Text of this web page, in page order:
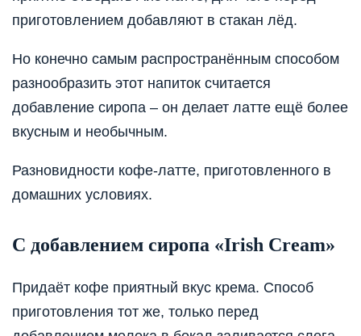
приготовлением добавляют в стакан лёд.
Но конечно самым распространённым способом
разнообразить этот напиток считается
добавление сиропа – он делает латте ещё более
вкусным и необычным.
Разновидности кофе-латте, приготовленного в
домашних условиях.
С добавлением сиропа «Irish Cream»
Придаёт кофе приятный вкус крема. Способ
приготовления тот же, только перед